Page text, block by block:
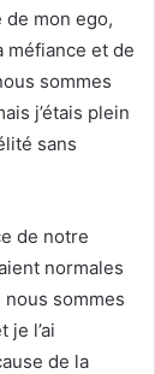
de mon ego,
méfiance et de
sommes
j’étais plein
sans
de notre
normales
nous sommes
je l’ai
de la